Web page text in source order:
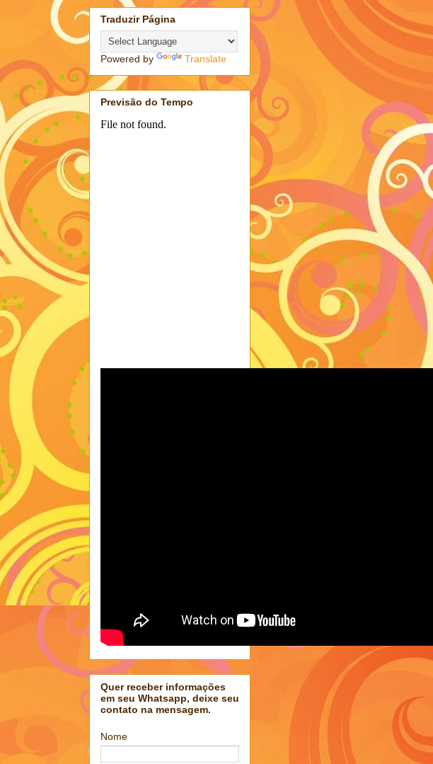
Traduzir Página
Powered by Translate
Previsão do Tempo
Quer receber informações
em seu Whatsapp, deixe seu
contato na mensagem.
Nome